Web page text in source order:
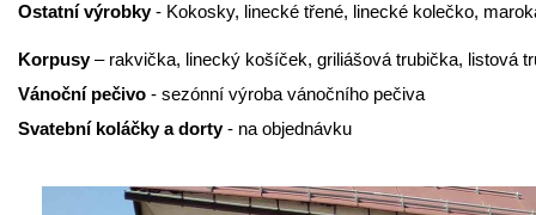
Ostatní výrobky- Kokosky, linecké třené, linecké kolečko,
Korpusy– rakvička, linecký košíček, griliášová trubička, listová
Vánoční pečivo - sezónní výroba vánočního pečiva
Svatební koláčky a dorty- na objednávku